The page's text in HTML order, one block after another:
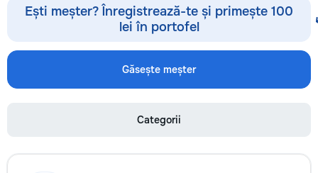
улучшения
царапин на
выпрямление
покраски,
составов,
соответствии с
пленка на фары
Ești meșter? Înregistrează-te și primește 100
lei în portofel
Găsește meșter
Categorii